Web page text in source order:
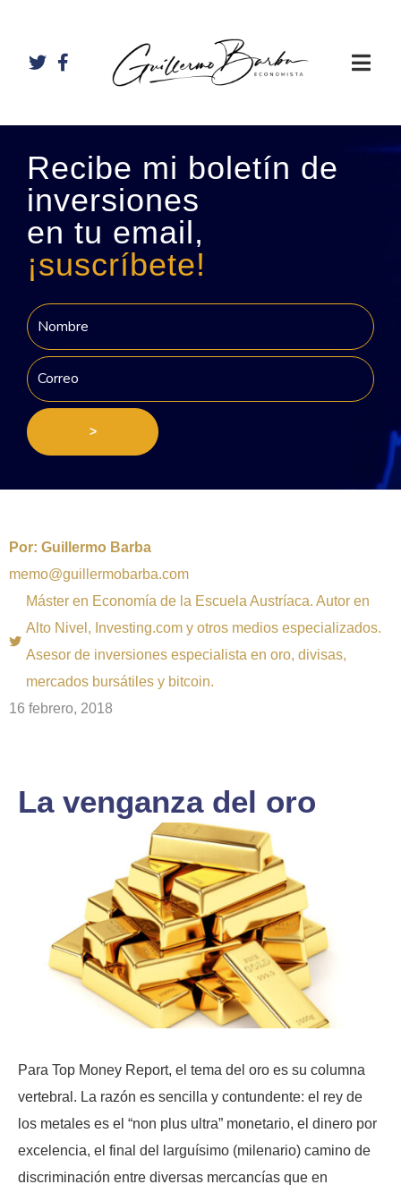
Recibe mi boletín de
inversiones
en tu email,
¡suscríbete!
>
Por: Guillermo Barba
memo@guillermobarba.com
Máster en Economía de la Escuela Austríaca. Autor en
Alto Nivel, Investing.com y otros medios especializados.
Asesor de inversiones especialista en oro, divisas,
mercados bursátiles y bitcoin.
16 febrero, 2018
La venganza del oro
Para Top Money Report, el tema del oro es su columna
vertebral. La razón es sencilla y contundente: el rey de
los metales es el “non plus ultra” monetario, el dinero por
excelencia, el final del larguísimo (milenario) camino de
discriminación entre diversas mercancías que en